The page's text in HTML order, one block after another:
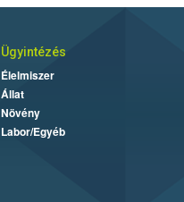
Ügyintézés
Élelmiszer
Állat
Növény
Labor/Egyéb